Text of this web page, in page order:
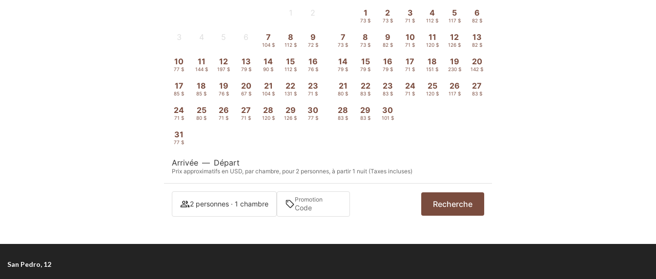
1 2
3 4 5 6 7
104 $
8
112 $
9
72 $
10
77 $
11
144 $
12
197 $
13
79 $
14
90 $
15
112 $
16
76 $
17
85 $
18
85 $
19
76 $
20
67 $
21
104 $
22
131 $
23
71 $
24
71 $
25
80 $
26
71 $
27
71 $
28
120 $
29
126 $
30
77 $
31
77 $
1
73 $
2
73 $
3
71 $
4
112 $
5
117 $
6
82 $
7
73 $
8
73 $
9
82 $
10
71 $
11
120 $
12
126 $
13
82 $
14
79 $
15
79 $
16
79 $
17
71 $
18
151 $
19
230 $
20
142 $
21
80 $
22
83 $
23
83 $
24
71 $
25
120 $
26
117 $
27
83 $
28
83 $
29
83 $
30
101 $
Arrivée — Départ
Prix approximatifs en USD, par chambre, pour 2 personnes, à partir 1 nuit (Taxes incluses)
2 personnes · 1 chambre Promotion Recherche
San Pedro, 12